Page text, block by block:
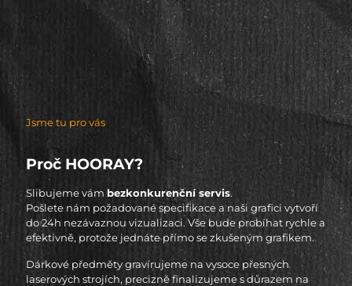
Jsme tu pro vás
Proč HOORAY?
Slibujeme vám bezkonkurenční servis.
Pošlete nám požadované specifikace a naši grafici vytvoří
do 24h nezávaznou vizualizaci. Vše bude probíhat rychle a
efektivně, protože jednáte přímo se zkušeným grafikem.
Dárkové předměty gravírujeme na vysoce přesných
laserových strojích, precizně finalizujeme s důrazem na